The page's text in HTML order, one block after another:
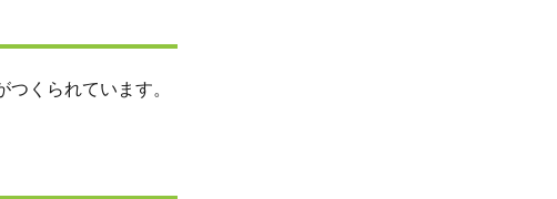
くられています。